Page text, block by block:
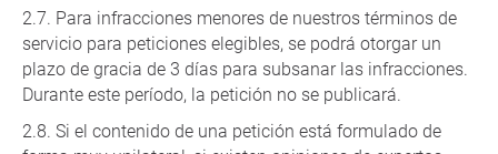
Para infracciones menores de nuestros términos de
servicio para peticiones elegibles, se podrá otorgar un
plazo de gracia de 3 días para subsanar las infracciones.
Durante este período, la petición no se publicará.
Si el contenido de una petición está formulado de